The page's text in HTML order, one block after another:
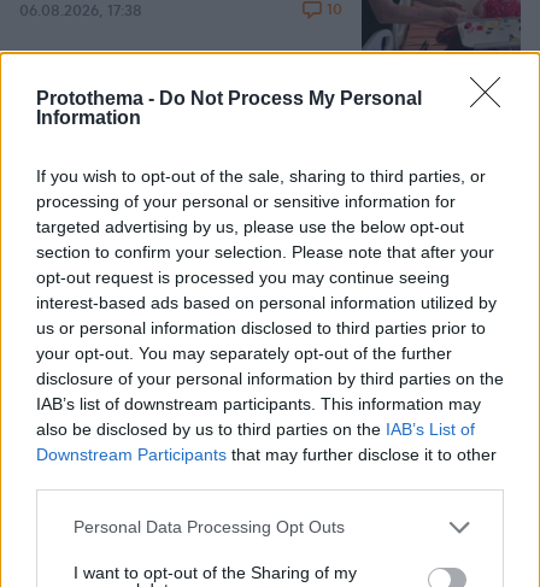
Protothema - Do Not Process My Personal
Information
If you wish to opt-out of the sale, sharing to third parties, or
processing of your personal or sensitive information for
targeted advertising by us, please use the below opt-out
section to confirm your selection. Please note that after your
opt-out request is processed you may continue seeing
interest-based ads based on personal information utilized by
us or personal information disclosed to third parties prior to
your opt-out. You may separately opt-out of the further
disclosure of your personal information by third parties on the
IAB’s list of downstream participants. This information may
also be disclosed by us to third parties on the IAB’s List of
Downstream Participants that may further disclose it to other
Please note that this website/app uses one or more Google
not limited to your visit or usage behaviour. You may click to
Personal Data Processing Opt Outs
I want to opt-out of the Sharing of my
06.08.2026, 17:38 10
Games
Cut The Rope Northern Heights Candy
ΔΕΙΤΕ ΟΛΑ ΤΑ GAMES